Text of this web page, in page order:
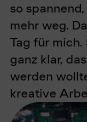
so
mehr weg.
Tag für
ganz klar,
werden
kreative